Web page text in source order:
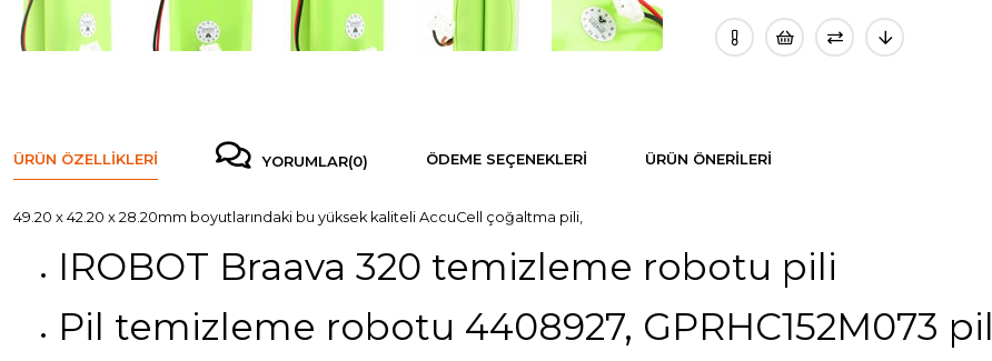
ÜRÜN ÖZELLIKLERI YORUMLAR(0) ÖDEME SEÇENEKLERI ÜRÜN ÖNERILERI
49.20 x 42.20 x 28.20mm boyutlarındaki bu yüksek kaliteli AccuCell çoğaltma pili,
IROBOT Braava 320 temizleme robotu pili
Pil temizleme robotu 4408927, GPRHC152M073 pil